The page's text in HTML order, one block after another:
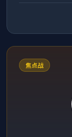
焦点战